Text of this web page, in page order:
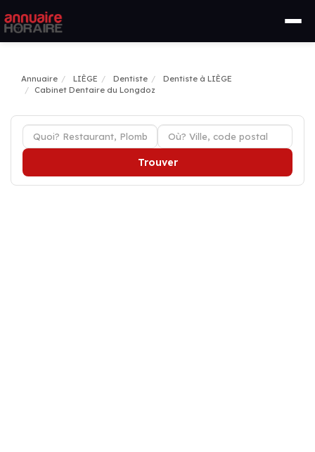
Annuaire LIÈGE Dentiste
Dentiste à LIÈGE
Cabinet Dentaire du Longdoz
Trouver